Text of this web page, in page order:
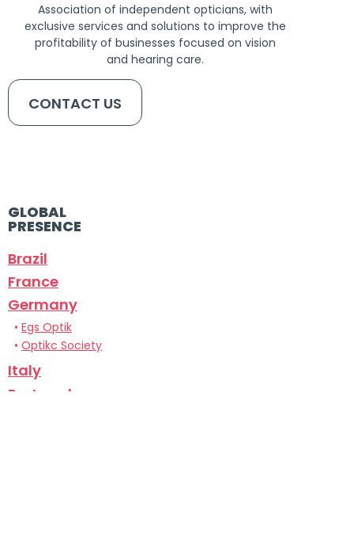
Association of independent opticians, with
exclusive services and solutions to improve the
profitability of businesses focused on vision
and hearing care.
CONTACT US
GLOBAL
PRESENCE
Brazil
France
Germany
• Egs Optik
• Optikc Society
Italy
Portugal